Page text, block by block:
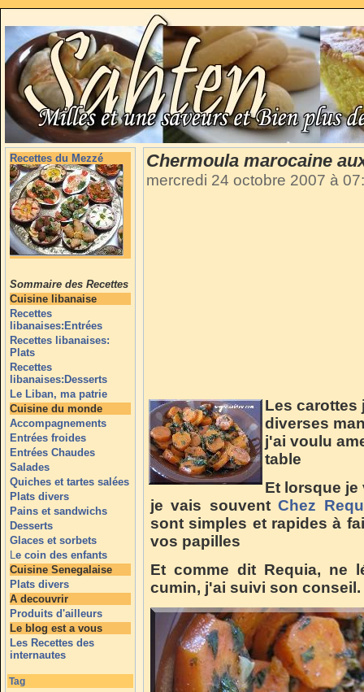
Recettes du Mezzé
Sommaire des Recettes
Cuisine libanaise
Recettes
libanaises:Entrées
Recettes libanaises:
Plats
Recettes
libanaises:Desserts
Le Liban, ma patrie
Cuisine du monde
Accompagnements
Entrées froides
Entrées Chaudes
Salades
Quiches et tartes salées
Plats divers
Pains et sandwichs
Desserts
Glaces et sorbets
Le coin des enfants
Cuisine Senegalaise
Plats divers
A decouvrir
Produits d'ailleurs
Le blog est a vous
Les Recettes des
internautes
Tag
Chermoula marocaine
mercredi 24 octobre 2007 à
Les carottes
diverses
j'ai voulu
table
Et lorsque je
je vais souventChez
sont simples et rapides à
vos papilles
Et comme dit Requia, ne
cumin, j'ai suivi son conseil.